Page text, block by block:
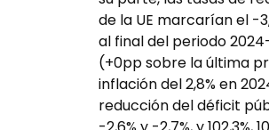
de la UE marcarían el -
al final del periodo
(+0pp sobre la última
inflación del 2,8% en
reducción del déficit